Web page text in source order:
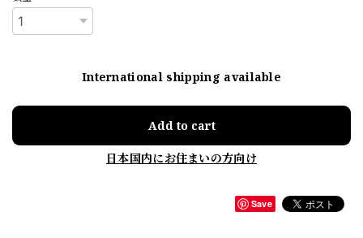
International shipping available
Add to cart
日本国内にお住まいの方向け
Save